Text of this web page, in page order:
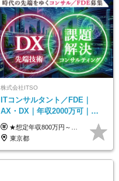
株式会社ITSO
ITコンサルタント／FDE｜
AX・DX｜年収2000万可｜取
引先の9割が大手企業｜残業月
10h｜リモート案件有
★想定年収800万円～最大2000万円可 ★前職給与を考慮 ★ストックオプション付与あり（IPO間近） ★昇給制度あり ┗入社6カ月後に3％以上の昇給があります。その後、業績に合わせて適宜、昇給します。 月給66万円～166.6万円 ※経験、スキルにあわせて相談のうえ決定します。 ※残業手当は残業時間に応じて別途全額支給 ※試用期間6ヶ月（期間中、給与・待遇に差異はありません）
東京都